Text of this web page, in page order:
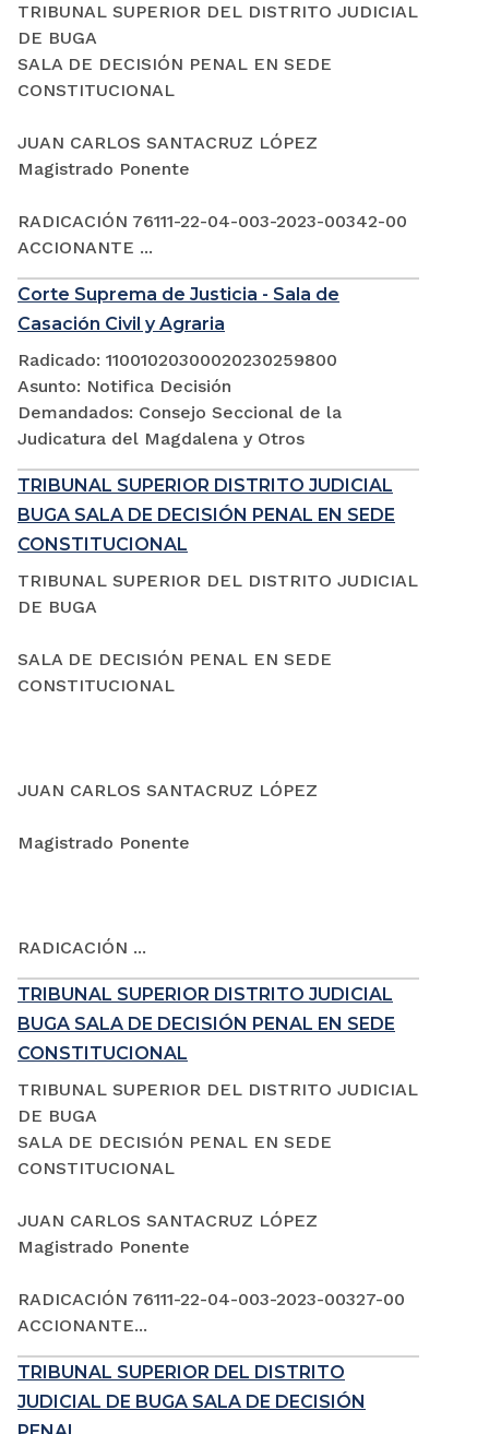
TRIBUNAL SUPERIOR DEL DISTRITO JUDICIAL
DE BUGA
SALA DE DECISIÓN PENAL EN SEDE
CONSTITUCIONAL
JUAN CARLOS SANTACRUZ LÓPEZ
Magistrado Ponente
RADICACIÓN 76111-22-04-003-2023-00342-00
ACCIONANTE ...
Corte Suprema de Justicia - Sala de
Casación Civil y Agraria
Radicado: 11001020300020230259800
Asunto: Notifica Decisión
Demandados: Consejo Seccional de la
Judicatura del Magdalena y Otros
TRIBUNAL SUPERIOR DISTRITO JUDICIAL
BUGA SALA DE DECISIÓN PENAL EN SEDE
CONSTITUCIONAL
TRIBUNAL SUPERIOR DEL DISTRITO JUDICIAL
DE BUGA
SALA DE DECISIÓN PENAL EN SEDE
CONSTITUCIONAL
JUAN CARLOS SANTACRUZ LÓPEZ
Magistrado Ponente
RADICACIÓN ...
TRIBUNAL SUPERIOR DISTRITO JUDICIAL
BUGA SALA DE DECISIÓN PENAL EN SEDE
CONSTITUCIONAL
TRIBUNAL SUPERIOR DEL DISTRITO JUDICIAL
DE BUGA
SALA DE DECISIÓN PENAL EN SEDE
CONSTITUCIONAL
JUAN CARLOS SANTACRUZ LÓPEZ
Magistrado Ponente
RADICACIÓN 76111-22-04-003-2023-00327-00
ACCIONANTE...
TRIBUNAL SUPERIOR DEL DISTRITO
JUDICIAL DE BUGA SALA DE DECISIÓN